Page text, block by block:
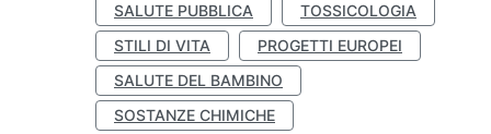
SALUTE PUBBLICA
TOSSICOLOGIA
STILI DI VITA
PROGETTI EUROPEI
SALUTE DEL BAMBINO
SOSTANZE CHIMICHE